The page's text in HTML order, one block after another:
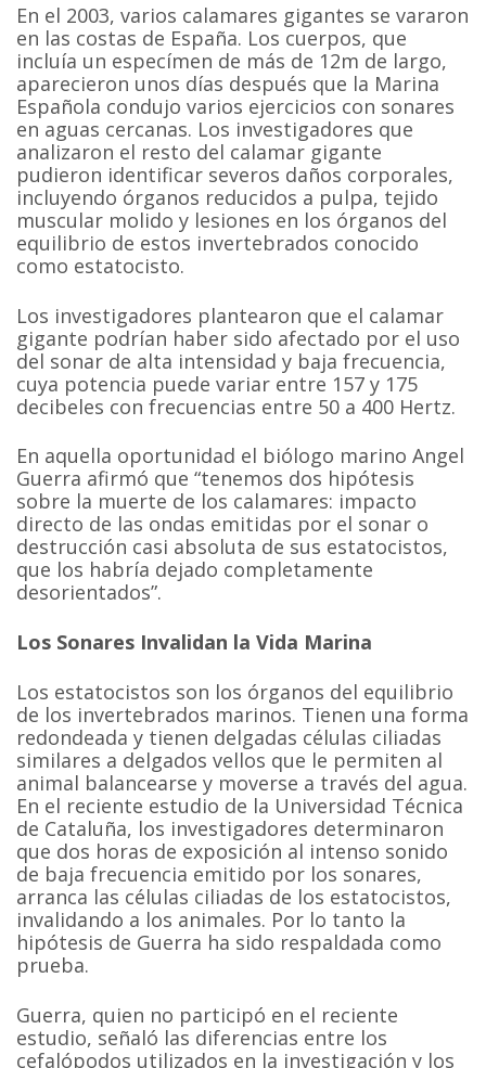
En el 2003, varios calamares gigantes se vararon
en las costas de España. Los cuerpos, que
incluía un especímen de más de 12m de largo,
aparecieron unos días después que la Marina
Española condujo varios ejercicios con sonares
en aguas cercanas. Los investigadores que
analizaron el resto del calamar gigante
pudieron identificar severos daños corporales,
incluyendo órganos reducidos a pulpa, tejido
muscular molido y lesiones en los órganos del
equilibrio de estos invertebrados conocido
como estatocisto.
Los investigadores plantearon que el calamar
gigante podrían haber sido afectado por el uso
del sonar de alta intensidad y baja frecuencia,
cuya potencia puede variar entre 157 y 175
decibeles con frecuencias entre 50 a 400 Hertz.
En aquella oportunidad el biólogo marino Angel
Guerra afirmó que “tenemos dos hipótesis
sobre la muerte de los calamares: impacto
directo de las ondas emitidas por el sonar o
destrucción casi absoluta de sus estatocistos,
que los habría dejado completamente
desorientados”.
Los Sonares Invalidan la Vida Marina
Los estatocistos son los órganos del equilibrio
de los invertebrados marinos. Tienen una forma
redondeada y tienen delgadas células ciliadas
similares a delgados vellos que le permiten al
animal balancearse y moverse a través del agua.
En el reciente estudio de la Universidad Técnica
de Cataluña, los investigadores determinaron
que dos horas de exposición al intenso sonido
de baja frecuencia emitido por los sonares,
arranca las células ciliadas de los estatocistos,
invalidando a los animales. Por lo tanto la
hipótesis de Guerra ha sido respaldada como
prueba.
Guerra, quien no participó en el reciente
estudio, señaló las diferencias entre los
cefalópodos utilizados en la investigación y los